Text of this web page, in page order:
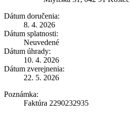
Dátum doručenia:
8. 4. 2026
Dátum splatnosti:
Neuvedené
Dátum úhrady:
10. 4. 2026
Dátum zverejnenia:
22. 5. 2026
Poznámka:
Faktúra 2290232935